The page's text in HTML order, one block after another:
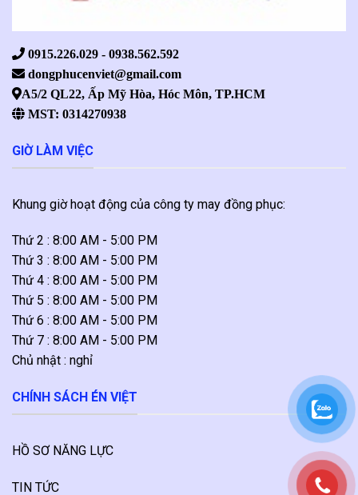
0915.226.029 - 0938.562.592
dongphucenviet@gmail.com
A5/2 QL22, Ấp Mỹ Hòa, Hóc Môn, TP.HCM
MST: 0314270938
GIỜ LÀM VIỆC
Khung giờ hoạt động của công ty may đồng phục:
Thứ 2 : 8:00 AM - 5:00 PM
Thứ 3 : 8:00 AM - 5:00 PM
Thứ 4 : 8:00 AM - 5:00 PM
Thứ 5 : 8:00 AM - 5:00 PM
Thứ 6 : 8:00 AM - 5:00 PM
Thứ 7 : 8:00 AM - 5:00 PM
Chủ nhật : nghỉ
CHÍNH SÁCH ÉN VIỆT
HỒ SƠ NĂNG LỰC
TIN TỨC